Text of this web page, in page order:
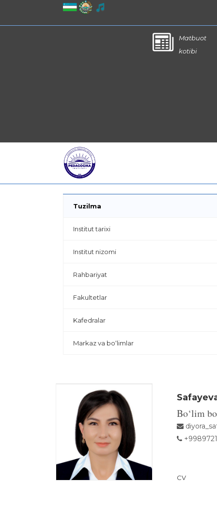
Matbuot
kotibi
Tuzilma
Institut tarixi
Institut nizomi
Rahbariyat
Fakultetlar
Kafedralar
Markaz va bo‘limlar
Bo‘lim
CV